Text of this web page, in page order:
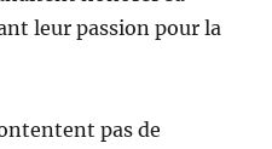
leur passion pour la
pas de